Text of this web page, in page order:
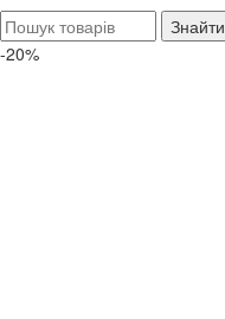
Знайти
-20%